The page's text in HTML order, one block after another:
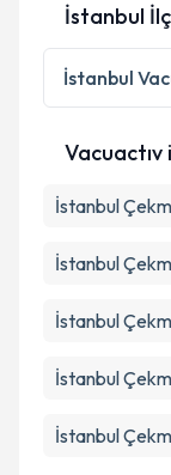
Kişisel
Metni
İstanbul
İstanbul
Vacuactıv
İstanbul
İstanbul
İstanbul
İstanbul
İstanbul